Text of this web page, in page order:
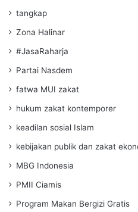
tangkap
Zona Halinar
#JasaRaharja
Partai Nasdem
fatwa MUI zakat
hukum zakat kontemporer
keadilan sosial Islam
kebijakan publik dan zakat
MBG Indonesia
PMII Ciamis
Program Makan Bergizi Gratis